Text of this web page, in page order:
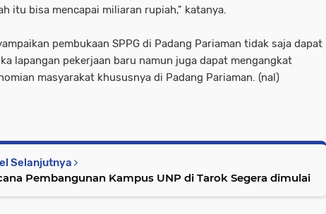
itu bisa mencapai miliaran rupiah," katanya.
pembukaan SPPG di Padang Pariaman tidak saja dapat
lapangan pekerjaan baru namun juga dapat mengangkat
masyarakat khususnya di Padang Pariaman. (nal)
Selanjutnya
Pembangunan Kampus UNP di Tarok Segera dimulai